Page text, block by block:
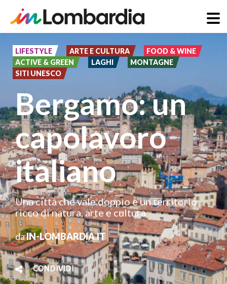
contenuto
principale
LIFESTYLE ARTE E CULTURA
FOOD & WINE
ACTIVE & GREEN
LAGHI
MONTAGNE
SITI UNESCO
Bergamo: un
capolavoro
italiano
Una città che vale doppio e un territorio
ricco di natura, arte e cultura
daIN-LOMBARDIA.IT
CONDIVIDI